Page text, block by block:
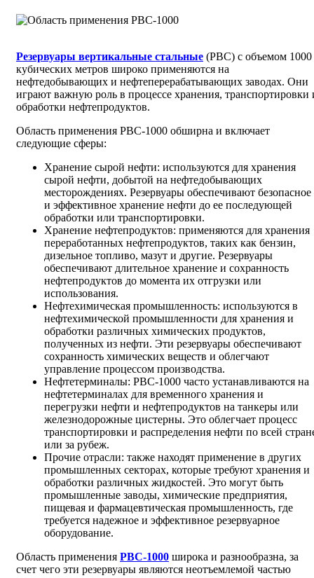
Резервуары вертикальные стальные (РВС) с объемом 1000
кубических метров широко применяются на
нефтедобывающих и нефтеперерабатывающих заводах. Они
играют важную роль в процессе хранения, транспортировки
обработки нефтепродуктов.
Область применения РВС-1000 обширна и включает
следующие сферы:
Хранение сырой нефти: используются для хранения
сырой нефти, добытой на нефтедобывающих
месторождениях. Резервуары обеспечивают безопасное
и эффективное хранение нефти до ее последующей
обработки или транспортировки.
Хранение нефтепродуктов: применяются для хранения
переработанных нефтепродуктов, таких как бензин,
дизельное топливо, мазут и другие. Резервуары
обеспечивают длительное хранение и сохранность
нефтепродуктов до момента их отгрузки или
использования.
Нефтехимическая промышленность: используются в
нефтехимической промышленности для хранения и
обработки различных химических продуктов,
полученных из нефти. Эти резервуары обеспечивают
сохранность химических веществ и облегчают
управление процессом производства.
Нефтетерминалы: РВС-1000 часто устанавливаются на
нефтетерминалах для временного хранения и
перегрузки нефти и нефтепродуктов на танкеры или
железнодорожные цистерны. Это облегчает процесс
транспортировки и распределения нефти по всей
или за рубеж.
Прочие отрасли: также находят применение в других
промышленных секторах, которые требуют хранения и
обработки различных жидкостей. Это могут быть
промышленные заводы, химические предприятия,
пищевая и фармацевтическая промышленность, где
требуется надежное и эффективное резервуарное
оборудование.
Область применения РВС-1000 широка и разнообразна, за
счет чего эти резервуары являются неотъемлемой частью